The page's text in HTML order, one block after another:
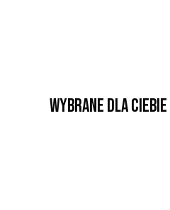
Wybrane dla Ciebie